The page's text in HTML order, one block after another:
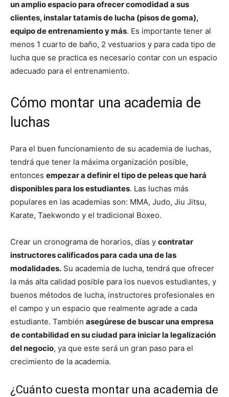
un amplio espacio para ofrecer comodidad a sus
clientes, instalar tatamis de lucha (pisos de goma),
equipo de entrenamiento y más. Es importante tener al
menos 1 cuarto de baño, 2 vestuarios y para cada tipo de
lucha que se practica es necesario contar con un espacio
adecuado para el entrenamiento.
Cómo montar una academia de
luchas
Para el buen funcionamiento de su academia de luchas,
tendrá que tener la máxima organización posible,
entonces empezar a definir el tipo de peleas que hará
disponibles para los estudiantes. Las luchas más
populares en las academias son: MMA, Judo, Jiu Jitsu,
Karate, Taekwondo y el tradicional Boxeo.
Crear un cronograma de horarios, días y contratar
instructores calificados para cada una de las
modalidades. Su academia de lucha, tendrá que ofrecer
la más alta calidad posible para los nuevos estudiantes, y
buenos métodos de lucha, instructores profesionales en
el campo y un espacio que realmente agrade a cada
estudiante. También asegúrese de buscar una empresa
de contabilidad en su ciudad para iniciar la legalización
del negocio, ya que este será un gran paso para el
crecimiento de la academia.
¿Cuánto cuesta montar una academia de